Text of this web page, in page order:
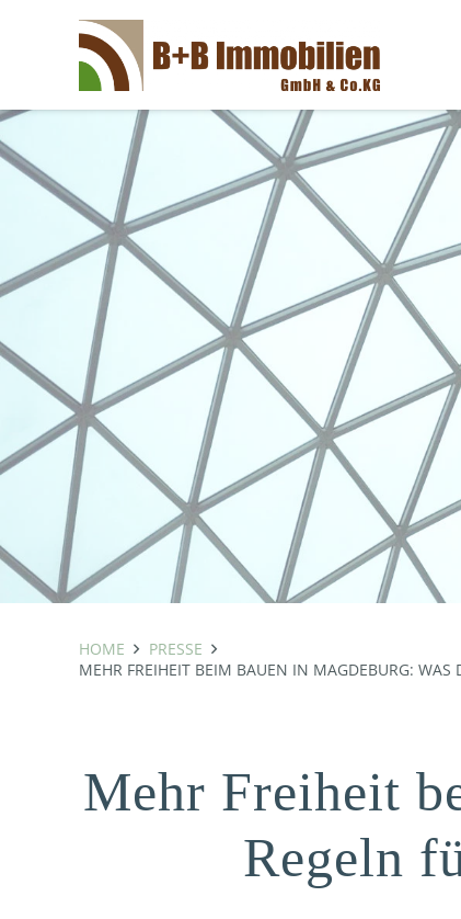
HOME
PRESSE
MEHR FREIHEIT BEIM BAUEN IN MAGDEBURG:
Mehr Freiheit
Regeln